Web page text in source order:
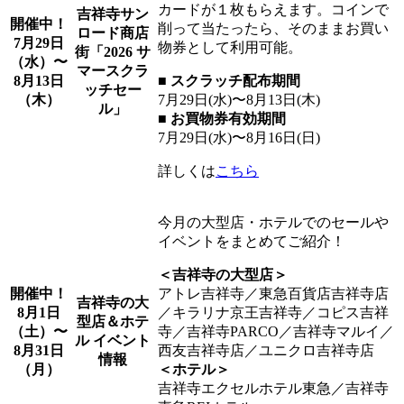
開催中！
7月29日
（水）〜
8月13日
（木）
吉祥寺サン
ロード商店
街「2026 サ
マースクラ
ッチセー
ル」
カードが１枚もらえます。コインで
削って当たったら、そのままお買い
物券として利用可能。
■ スクラッチ配布期間
7月29日(水)〜8月13日(木)
■ お買物券有効期間
7月29日(水)〜8月16日(日)
詳しくはこちら
開催中！
8月1日
（土）〜
8月31日
（月）
吉祥寺の大
型店＆ホテ
ル イベント
情報
今月の大型店・ホテルでのセールや
イベントをまとめてご紹介！
＜吉祥寺の大型店＞
アトレ吉祥寺／東急百貨店吉祥寺店
／キラリナ京王吉祥寺／コピス吉祥
寺／吉祥寺PARCO／吉祥寺マルイ／
西友吉祥寺店／ユニクロ吉祥寺店
＜ホテル＞
吉祥寺エクセルホテル東急／吉祥寺